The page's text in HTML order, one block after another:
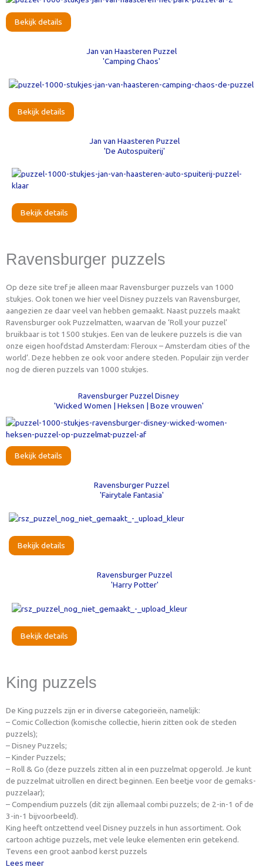
Bekijk details
Jan van Haasteren Puzzel
'Camping Chaos'
Bekijk details
Jan van Haasteren Puzzel
'De Autospuiterij'
Bekijk details
Ravensburger puzzels
Op deze site tref je alleen maar Ravensburger puzzels van 1000
stukjes. Ook tonen we hier veel Disney puzzels van Ravensburger,
aangezien ze daar veel van hebben gemaakt. Naast puzzels maakt
Ravensburger ook Puzzelmatten, waarvan de ‘Roll your puzzel’
bruikbaar is tot 1500 stukjes. Een van de leukere puzzels is die van
onze eigen hoofdstad Amsterdam: Fleroux – Amsterdam cities of the
world’. Deze hebben ze ook voor andere steden. Populair zijn verder
nog de dieren puzzels van 1000 stukjes.
Ravensburger Puzzel Disney
'Wicked Women | Heksen | Boze vrouwen'
Bekijk details
Ravensburger Puzzel
'Fairytale Fantasia'
Bekijk details
Ravensburger Puzzel
'Harry Potter'
Bekijk details
King puzzels
De King puzzels zijn er in diverse categorieën, namelijk:
– Comic Collection (komische collectie, hierin zitten ook de steden
puzzels);
– Disney Puzzels;
– Kinder Puzzels;
– Roll & Go (deze puzzels zitten al in een puzzelmat opgerold. Je kunt
de puzzelmat uitrollen en direct beginnen. Een beetje voor de gemaks-
puzzelaar);
– Compendium puzzels (dit zijn allemaal combi puzzels; de 2-in-1 of de
3-in-1 bijvoorbeeld).
King heeft ontzettend veel Disney puzzels in hun assortiment. Ook
cartoon achtige puzzels, met vele leuke elementen erin getekend.
Tevens een groot aanbod kerst puzzels
Lees meer